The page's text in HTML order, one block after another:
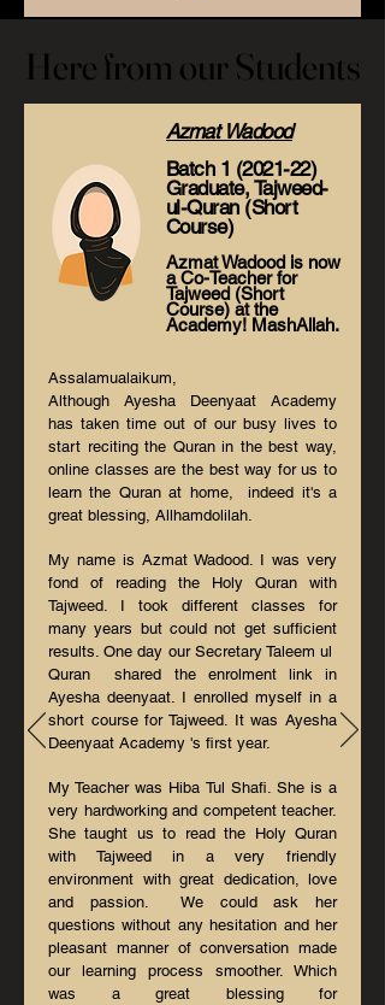
Here from our Students
Here from our Students
Azmat Wadood
Batch 1 (2021-22)
Graduate, Tajweed-
ul-Quran (Short
Course)
Azmat Wadood is now
a Co-Teacher for
Tajweed (Short
Course) at the
Academy! MashAllah.
Assalamualaikum,
Although Ayesha Deenyaat Academy
has taken time out of our busy lives to
start reciting the Quran in the best way,
online classes are the best way for us to
learn the Quran at home, indeed it's a
great blessing, Allhamdolilah.
My name is Azmat Wadood. I was very
fond of reading the Holy Quran with
Tajweed. I took different classes for
many years but could not get sufficient
results. One day our Secretary Taleem ul
Quran shared the enrolment link in
Ayesha deenyaat. I enrolled myself in a
short course for Tajweed. It was Ayesha
Deenyaat Academy 's first year.
My Teacher was Hiba Tul Shafi. She is a
very hardworking and competent teacher.
She taught us to read the Holy Quran
with Tajweed in a very friendly
environment with great dedication, love
and passion. We could ask her
questions without any hesitation and her
pleasant manner of conversation made
our learning process smoother. Which
was a great blessing for